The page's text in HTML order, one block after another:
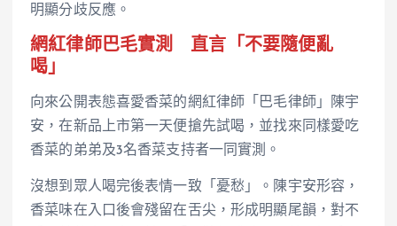
明顯分歧反應。
網紅律師巴毛實測 直言「不要隨便亂
喝」
向來公開表態喜愛香菜的網紅律師「巴毛律師」陳宇
安，在新品上市第一天便搶先試喝，並找來同樣愛吃
香菜的弟弟及3名香菜支持者一同實測。
沒想到眾人喝完後表情一致「憂愁」。陳宇安形容，
香菜味在入口後會殘留在舌尖，形成明顯尾韻，對不